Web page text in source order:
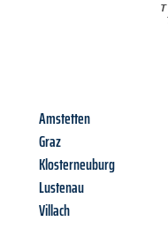
Amstetten
Graz
Klosterneuburg
Lustenau
Villach